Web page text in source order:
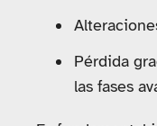
Pérdida
las fases